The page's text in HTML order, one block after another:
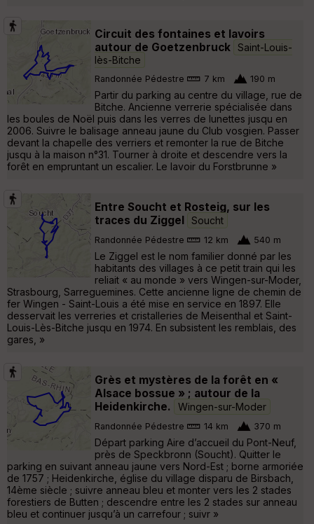
Circuit des fontaines et lavoirs
autour de Goetzenbruck Saint-Louis-
lès-Bitche
Randonnée Pédestre 7 km 190 m
Partir du parking au centre du village, rue de
Bitche. Ancienne verrerie spécialisée dans
les boules de Noël puis dans les verres de lunettes jusqu en
2006. Suivre le balisage anneau jaune du Club vosgien. Passer
devant la chapelle des verriers et remonter la rue de Bitche
jusqu à la maison n°31. Tourner à droite et descendre vers la
forêt en empruntant un escalier. Le lavoir du Forstbrunne »
Entre Soucht et Rosteig, sur les
traces du Ziggel
Soucht
Randonnée Pédestre 12 km 540 m
Le Ziggel est le nom familier donné par les
habitants des villages à ce petit train qui les
reliait « au monde » vers Wingen-sur-Moder,
Strasbourg, Sarreguemines. Cette ancienne ligne de chemin de
fer Wingen - Saint-Louis a été mise en service en 1897. Elle
desservait les verreries et cristalleries de Meisenthal et Saint-
Louis-Lès-Bitche jusqu en 1974. En subsistent les remblais, des
gares, »
Grès et mystères de la forêt en «
Alsace bossue » ; autour de la
Heidenkirche.
Wingen-sur-Moder
Randonnée Pédestre 14 km 370 m
Départ parking Aire d’accueil du Pont-Neuf,
près de Speckbronn (Soucht). Quitter le
parking en suivant anneau jaune vers Nord-Est ; borne armoriée
de 1757 ; Heidenkirche, église du village disparu de Birsbach,
14ème siècle ; suivre anneau bleu et monter vers les 2 stades
forestiers de Butten ; descendre entre les 2 stades sur anneau
bleu et continuer jusqu’à un carrefour ; suivr »